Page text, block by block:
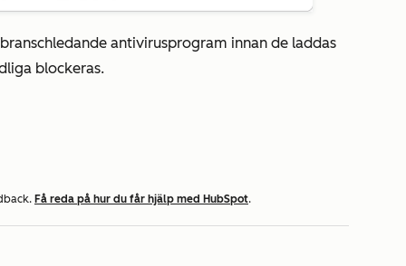
antivirusprogram innan de laddas
blockeras.
Få reda på hur du får hjälp med HubSpot.